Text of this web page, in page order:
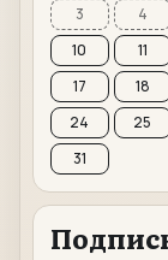
3
4
10
11
17
18
24
25
31